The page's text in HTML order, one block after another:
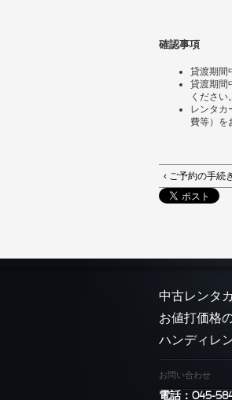
確認事項
貸渡期間
貸渡期間
ください。
レンタカ
費等）を
‹ ご予約の手続
中古レンタ
お値打価格
ハンディレ
お問い合わせ
電話：045-